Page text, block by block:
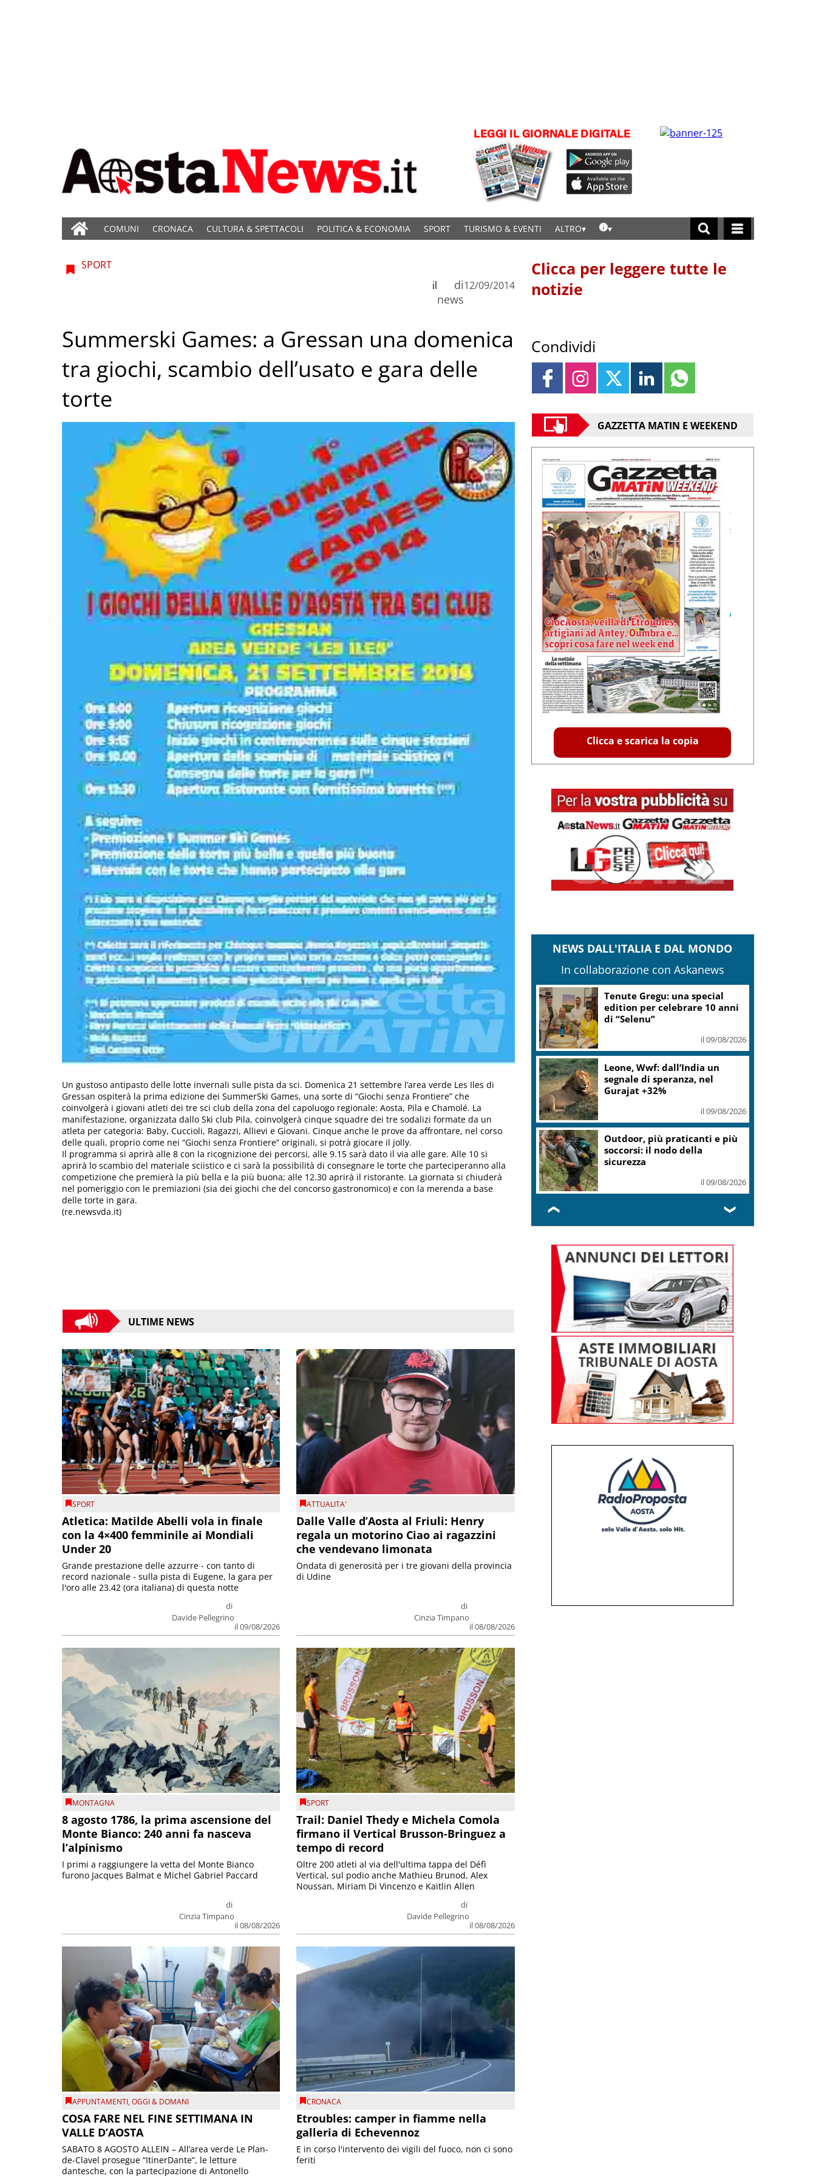
COMUNI CRONACA CULTURA & SPETTACOLI POLITICA & ECONOMIA SPORT TURISMO & EVENTI ALTRO
SPORT
di
news
il 12/09/2014
Summerski Games: a Gressan una domenica
tra giochi, scambio dell’usato e gara delle
torte
Un gustoso antipasto delle lotte invernali sulle pista da sci. Domenica 21 settembre l’area verde Les Iles di
Gressan ospiterà la prima edizione dei SummerSki Games, una sorte di “Giochi senza Frontiere” che
coinvolgerà i giovani atleti dei tre sci club della zona del capoluogo regionale: Aosta, Pila e Chamolé. La
manifestazione, organizzata dallo Ski club Pila, coinvolgerà cinque squadre dei tre sodalizi formate da un
atleta per categoria: Baby, Cuccioli, Ragazzi, Allievi e Giovani. Cinque anche le prove da affrontare, nel corso
delle quali, proprio come nei “Giochi senza Frontiere” originali, si potrà giocare il jolly.
Il programma si aprirà alle 8 con la ricognizione dei percorsi, alle 9.15 sarà dato il via alle gare. Alle 10 si
aprirà lo scambio del materiale sciistico e ci sarà la possibilità di consegnare le torte che parteciperanno alla
competizione che premierà la più bella e la più buona; alle 12.30 aprirà il ristorante. La giornata si chiuderà
nel pomeriggio con le premiazioni (sia dei giochi che del concorso gastronomico) e con la merenda a base
delle torte in gara.
(re.newsvda.it)
ULTIME NEWS
SPORT
Atletica: Matilde Abelli vola in finale
con la 4×400 femminile ai Mondiali
Under 20
di
Davide Pellegrino
il 09/08/2026
Grande prestazione delle azzurre - con tanto di
record nazionale - sulla pista di Eugene, la gara per
l'oro alle 23.42 (ora italiana) di questa notte
ATTUALITA'
Dalle Valle d’Aosta al Friuli: Henry
regala un motorino Ciao ai ragazzini
che vendevano limonata
di
Cinzia Timpano
il 08/08/2026
Ondata di generosità per i tre giovani della provincia
di Udine
MONTAGNA
8 agosto 1786, la prima ascensione del
Monte Bianco: 240 anni fa nasceva
l’alpinismo
di
Cinzia Timpano
il 08/08/2026
I primi a raggiungere la vetta del Monte Bianco
furono Jacques Balmat e Michel Gabriel Paccard
SPORT
Trail: Daniel Thedy e Michela Comola
firmano il Vertical Brusson-Bringuez a
tempo di record
di
Davide Pellegrino
il 08/08/2026
Oltre 200 atleti al via dell'ultima tappa del Défì
Vertical, sul podio anche Mathieu Brunod, Alex
Noussan, Miriam Di Vincenzo e Kaitlin Allen
APPUNTAMENTI,OGGI & DOMANI
COSA FARE NEL FINE SETTIMANA IN
VALLE D’AOSTA
SABATO 8 AGOSTO ALLEIN – All’area verde Le Plan-
de-Clavel prosegue “ItinerDante”, le letture
dantesche, con la partecipazione di Antonello
CRONACA
Etroubles: camper in fiamme nella
galleria di Echevennoz
E in corso l'intervento dei vigili del fuoco, non ci sono
feriti
Clicca per leggere tutte le
notizie
Condividi
GAZZETTA MATIN E WEEKEND
Clicca e scarica la copia
NEWS DALL'ITALIA E DAL MONDO
In collaborazione con Askanews
Tenute Gregu: una special
edition per celebrare 10 anni
di “Selenu”
il 09/08/2026
Leone, Wwf: dall’India un
segnale di speranza, nel
Gurajat +32%
il 09/08/2026
Outdoor, più praticanti e più
soccorsi: il nodo della
sicurezza
il 09/08/2026
❮ ❯